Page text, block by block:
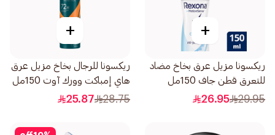
+
ريكسونا مزيل عرق بخاخ مضاد
للتعرق قطن جاف 150مل
29.95
26.95
+
ريكسونا للرجال بخاخ مزيل عرق
هاي إمباكت وورك آوت 150مل
28.75
25.87